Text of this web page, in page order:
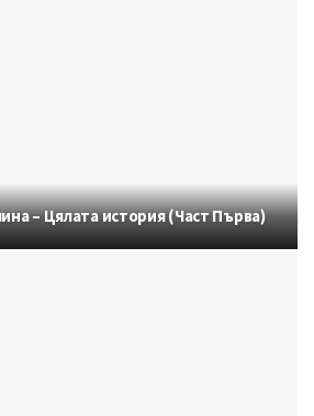
– Цялата история (Част Първа)